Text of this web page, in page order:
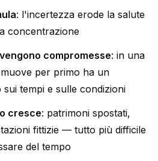
: l'incertezza erode la salute
concentrazione
compromesse: in una
per primo ha un
tempi e sulle condizioni
cresce: patrimoni spostati,
fittizie — tutto più difficile
del tempo